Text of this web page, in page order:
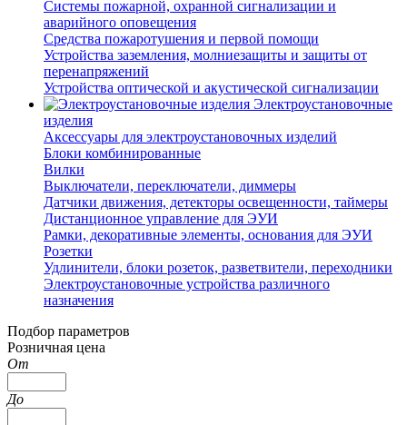
Системы пожарной, охранной сигнализации и
аварийного оповещения
Средства пожаротушения и первой помощи
Устройства заземления, молниезащиты и защиты от
перенапряжений
Устройства оптической и акустической сигнализации
Электроустановочные
изделия
Аксессуары для электроустановочных изделий
Блоки комбинированные
Вилки
Выключатели, переключатели, диммеры
Датчики движения, детекторы освещенности, таймеры
Дистанционное управление для ЭУИ
Рамки, декоративные элементы, основания для ЭУИ
Розетки
Удлинители, блоки розеток, разветвители, переходники
Электроустановочные устройства различного
назначения
Подбор параметров
Розничная цена
От
До